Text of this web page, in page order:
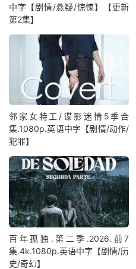
中字【剧情/悬疑/惊悚】【更新
第2集】
邻家女特工/谍影迷情5季合
集.1080p.英语中字【剧情/动作/
犯罪】
百年孤独.第二季.2026.前7
集.4k.1080p.英语中字【剧情/历
史/奇幻】